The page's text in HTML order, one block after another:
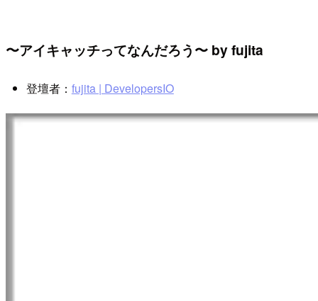
〜アイキャッチってなんだろう〜 by fujita
登壇者： fujita | DevelopersIO